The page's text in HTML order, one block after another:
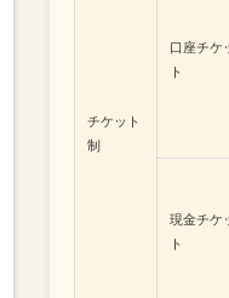
チケット
制
口座チケ
ト
現金チケ
ト